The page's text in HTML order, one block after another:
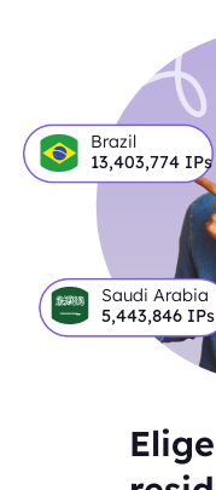
Brazil
13,403,774IPs
Saudi Arabia
5,443,846 IPs